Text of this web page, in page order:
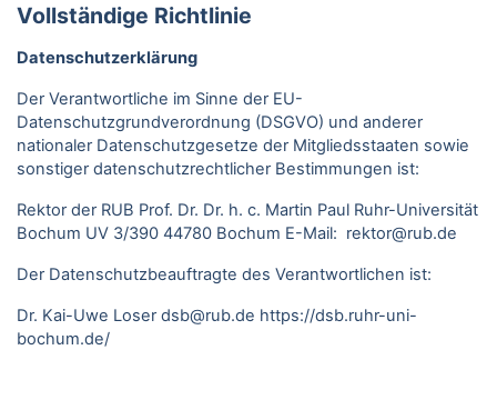
Vollständige Richtlinie
Datenschutzerklärung
Der Verantwortliche im Sinne der EU-
Datenschutzgrundverordnung (DSGVO) und anderer
nationaler Datenschutzgesetze der Mitgliedsstaaten sowie
sonstiger datenschutzrechtlicher Bestimmungen ist:
Rektor der RUB Prof. Dr. Dr. h. c. Martin Paul Ruhr-Universität
Bochum UV 3/390 44780 Bochum E-Mail: rektor@rub.de
Der Datenschutzbeauftragte des Verantwortlichen ist:
Dr. Kai-Uwe Loser dsb@rub.de https://dsb.ruhr-uni-
bochum.de/